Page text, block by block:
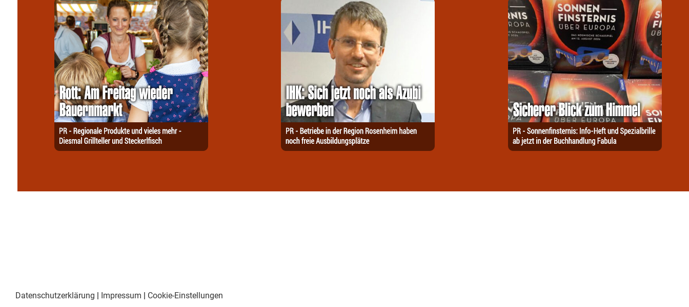
Datenschutzerklärung | Impressum | Cookie-Einstellungen